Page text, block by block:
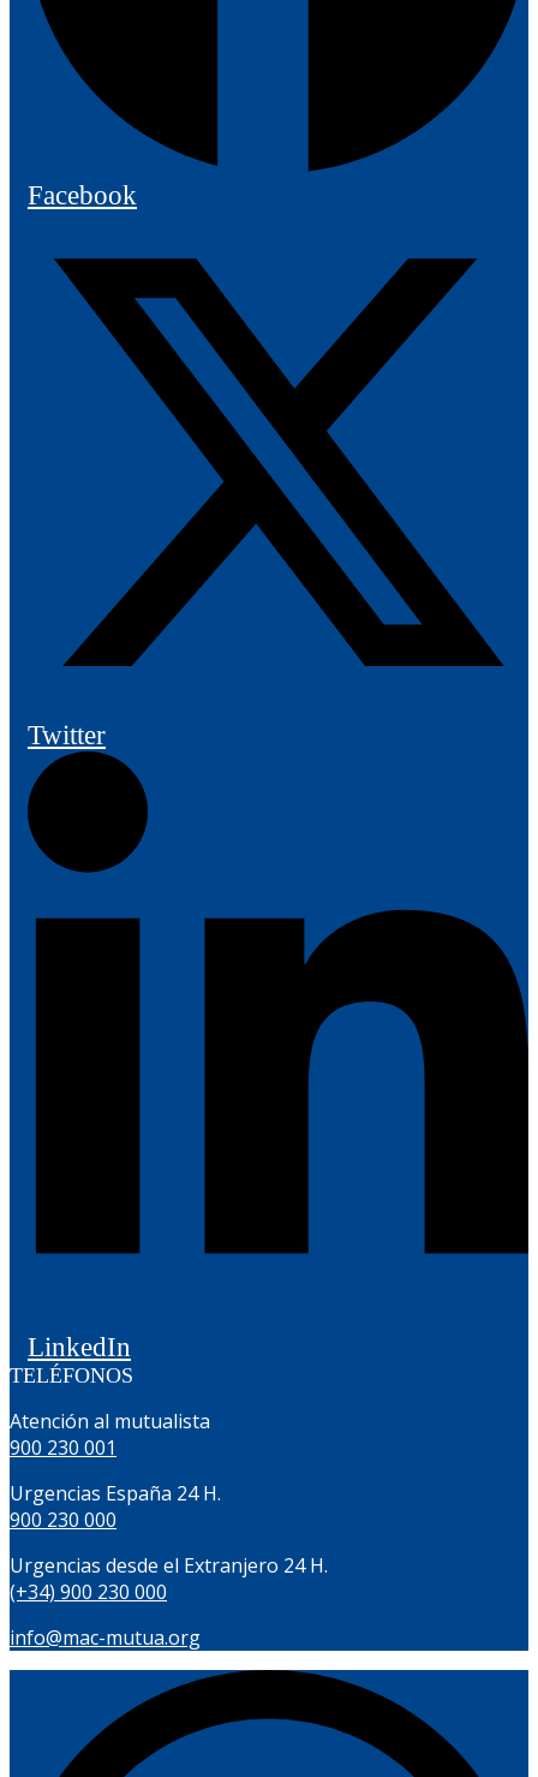
Facebook
Twitter
LinkedIn
TELÉFONOS
Atención al mutualista
900 230 001
Urgencias España 24 H.
900 230 000
Urgencias desde el Extranjero 24 H.
(+34) 900 230 000
info@mac-mutua.org